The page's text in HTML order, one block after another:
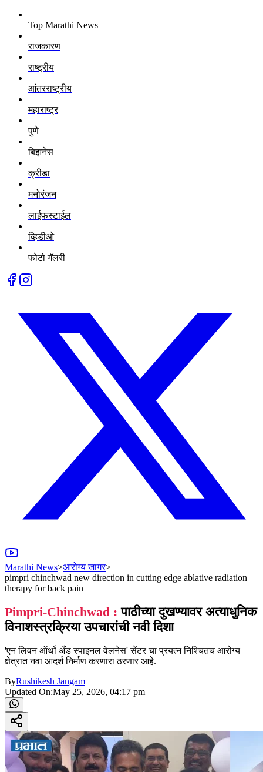
Top Marathi News
राजकारण
राष्ट्रीय
आंतरराष्ट्रीय
महाराष्ट्र
पुणे
बिझनेस
क्रीडा
मनोरंजन
लाईफस्टाईल
व्हिडीओ
फोटो गॅलरी
Marathi News>आरोग्य जागर>
pimpri chinchwad new direction in cutting edge ablative radiation
therapy for back pain
Pimpri-Chinchwad : पाठीच्या दुखण्यावर अत्याधुनिक
विनाशस्त्रक्रिया उपचारांची नवी दिशा
'एन लिवन ऑर्थो अँड स्पाइनल वेलनेस' सेंटर चा प्रयत्न निश्चितच आरोग्य
क्षेत्रात नवा आदर्श निर्माण करणारा ठरणार आहे.
ByRushikesh Jangam
Updated On:May 25, 2026, 04:17 pm